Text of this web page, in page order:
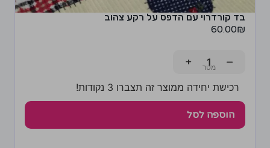
בד קורדרוי עם הדפס על רקע צהוב
60.00₪
−
+
רכישת יחידה ממוצר זה תצברו 3 נקודות!
הוספה לסל